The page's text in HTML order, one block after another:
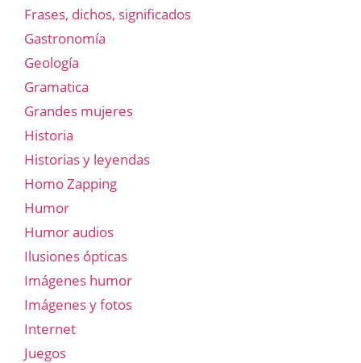
Frases, dichos, significados
Gastronomía
Geología
Gramatica
Grandes mujeres
Historia
Historias y leyendas
Homo Zapping
Humor
Humor audios
Ilusiones ópticas
Imágenes humor
Imágenes y fotos
Internet
Juegos